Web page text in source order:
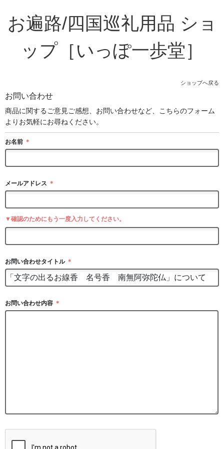
お遍路/四国巡礼用品 ショ
ップ［いっぽ一歩堂］
ショップへ戻る
お問い合わせ
商品に関するご意見ご感想、お問い合わせなど、こちらのフォーム
よりお気軽にお尋ねください。
お名前 ＊
メールアドレス ＊
▼確認のためにもう一度入力してください。
お問い合わせタイトル ＊
お問い合わせ内容 ＊